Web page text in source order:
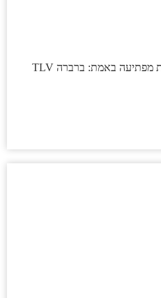
יצאנו לחפש מציאות, וגילינו אחת מפתיעה באמת: ברברה TLV